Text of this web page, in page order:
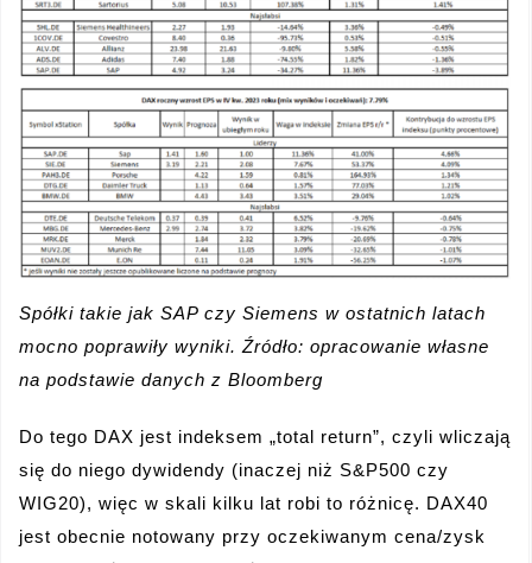
Spółki takie jak SAP czy Siemens w ostatnich latach
mocno poprawiły wyniki. Źródło: opracowanie własne
na podstawie danych z Bloomberg
Do tego DAX jest indeksem „total return”, czyli wliczają
się do niego dywidendy (inaczej niż S&P500 czy
WIG20), więc w skali kilku lat robi to różnicę. DAX40
jest obecnie notowany przy oczekiwanym cena/zysk